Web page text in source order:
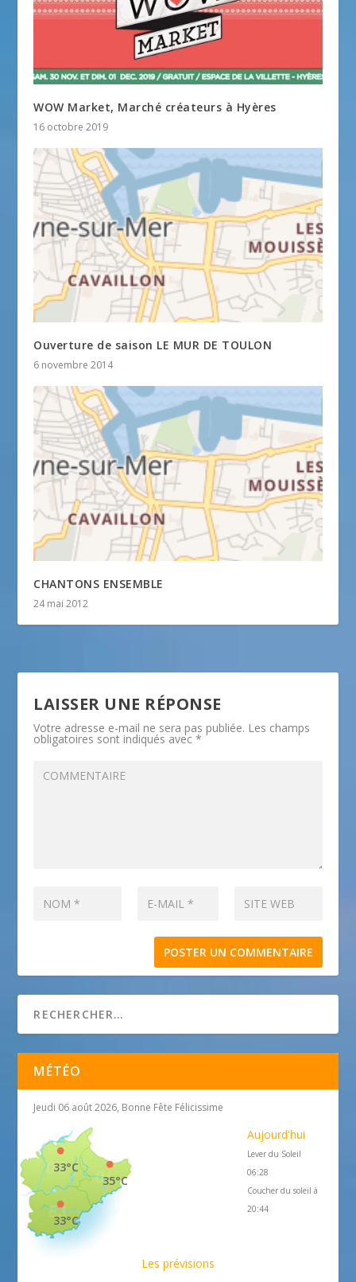
WOW Market, Marché créateurs à Hyères
16 octobre 2019
Ouverture de saison LE MUR DE TOULON
6 novembre 2014
CHANTONS ENSEMBLE
24 mai 2012
LAISSER UNE RÉPONSE
Votre adresse e-mail ne sera pas publiée. Les champs
obligatoires sont indiqués avec*
MÉTÉO
Jeudi 06 août 2026, Bonne Fête Félicissime
35°C
33°C
33°C
Aujourd'hui
Lever du Soleil
06:28
Coucher du soleil à
20:44
Les prévisions